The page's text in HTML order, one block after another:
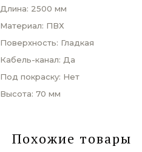
Длина: 2500 мм
Материал: ПВХ
Поверхность: Гладкая
Кабель-канал: Да
Под покраску: Нет
Высота: 70 мм
Похожие товары